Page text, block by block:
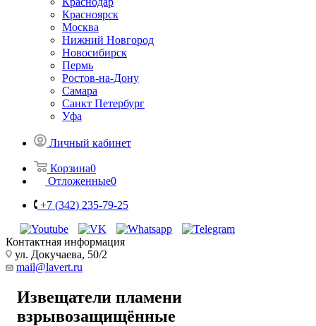
Красноярск
Москва
Нижний Новгород
Новосибирск
Пермь
Ростов-на-Дону
Самара
Санкт Петербург
Уфа
Личный кабинет
Корзина0
Отложенные0
+7 (342) 235-79-25
Контактная информация
ул. Докучаева, 50/2
mail@lavert.ru
Извещатели пламени
взрывозащищённые